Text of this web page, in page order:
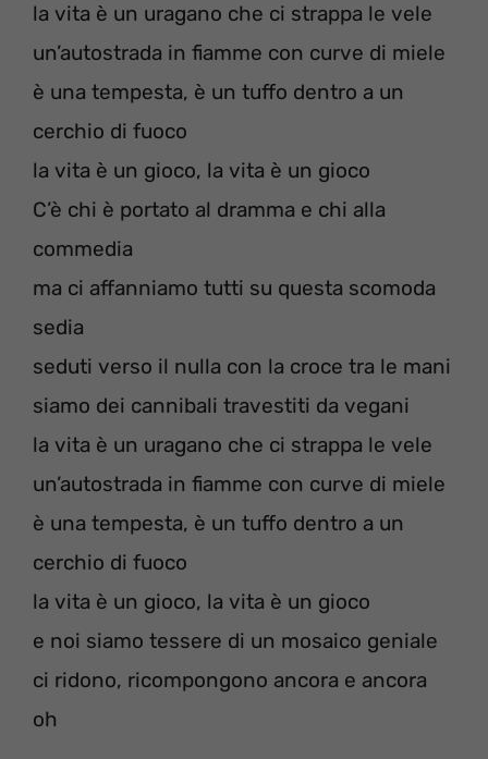
la vita è un uragano che ci strappa le vele
un’autostrada in fiamme con curve di miele
è una tempesta, è un tuffo dentro a un
cerchio di fuoco
la vita è un gioco, la vita è un gioco
C’è chi è portato al dramma e chi alla
commedia
ma ci affanniamo tutti su questa scomoda
sedia
seduti verso il nulla con la croce tra le mani
siamo dei cannibali travestiti da vegani
la vita è un uragano che ci strappa le vele
un’autostrada in fiamme con curve di miele
è una tempesta, è un tuffo dentro a un
cerchio di fuoco
la vita è un gioco, la vita è un gioco
e noi siamo tessere di un mosaico geniale
ci ridono, ricompongono ancora e ancora
oh